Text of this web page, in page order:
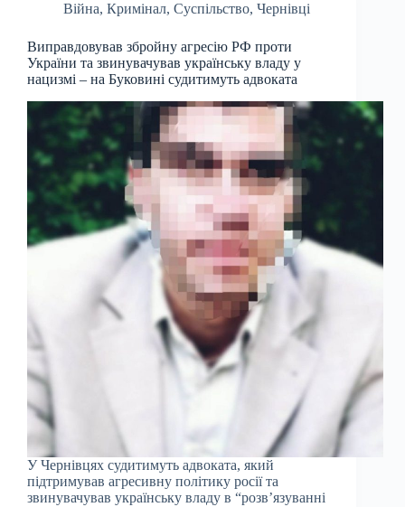
Війна, Кримінал, Суспільство, Чернівці
Виправдовував збройну агресію РФ проти
України та звинувачував українську владу у
нацизмі – на Буковині судитимуть адвоката
У Чернівцях судитимуть адвоката, який
підтримував агресивну політику росії та
звинувачував українську владу в “розв’язуванні